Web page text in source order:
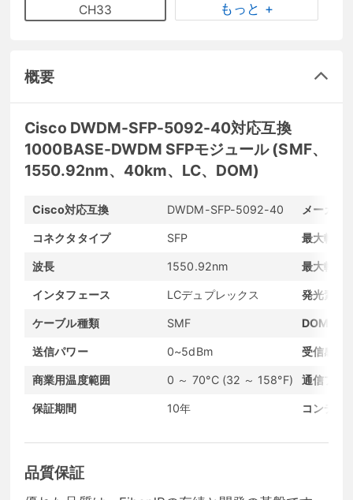
CH33 もっと +
概要
Cisco DWDM-SFP-5092-40対応互換
1000BASE-DWDM SFPモジュール (SMF、
1550.92nm、40km、LC、DOM)
Cisco対応互換 DWDM-SFP-5092-40 メーカー
コネクタタイプ SFP 最大転送
波長 1550.92nm 最大転送
インタフェース LCデュプレックス 発光素子
ケーブル種類 SMF DOMサ
送信パワー 0~5dBm 受信感度
商業用温度範囲 0 ～ 70°C (32 ～ 158°F) 通信プロ
保証期間 10年 コンディ
品質保証